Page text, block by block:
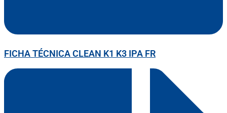
FICHA TÉCNICA CLEAN K1 K3 IPA FR